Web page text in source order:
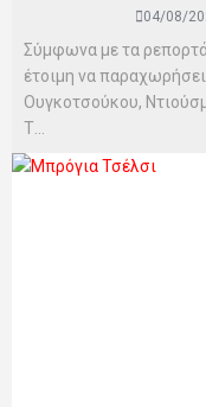
04/08/
Σύμφωνα με τα
έτοιμη να
Ουγκοτσούκου,
Τ...